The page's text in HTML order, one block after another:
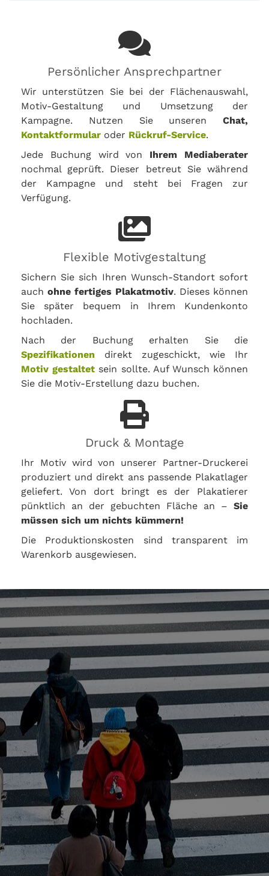
Persönlicher Ansprechpartner
Wir unterstützen Sie bei der Flächenauswahl,
Motiv-Gestaltung und Umsetzung der
Kampagne. Nutzen Sie unseren Chat,
Kontaktformular oder Rückruf-Service.
Jede Buchung wird von Ihrem Mediaberater
nochmal geprüft. Dieser betreut Sie während
der Kampagne und steht bei Fragen zur
Verfügung.
Flexible Motivgestaltung
Sichern Sie sich Ihren Wunsch-Standort sofort
auch ohne fertiges Plakatmotiv. Dieses können
Sie später bequem in Ihrem Kundenkonto
hochladen.
Nach der Buchung erhalten Sie die
Spezifikationen direkt zugeschickt, wie Ihr
Motiv gestaltet sein sollte. Auf Wunsch können
Sie die Motiv-Erstellung dazu buchen.
Druck & Montage
Ihr Motiv wird von unserer Partner-Druckerei
produziert und direkt ans passende Plakatlager
geliefert. Von dort bringt es der Plakatierer
pünktlich an der gebuchten Fläche an – Sie
müssen sich um nichts kümmern!
Die Produktionskosten sind transparent im
Warenkorb ausgewiesen.